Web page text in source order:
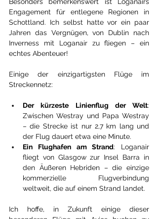
Besonders bemerkenswert ist Loganairs
Engagement für entlegene Regionen in
Schottland. Ich selbst hatte vor ein paar
Jahren das Vergnügen, von Dublin nach
Inverness mit Loganair zu fliegen – ein
echtes Abenteuer!
Einige der einzigartigsten Flüge im
Streckennetz:
Der kürzeste Linienflug der Welt:
Zwischen Westray und Papa Westray
– die Strecke ist nur 2,7 km lang und
der Flug dauert etwa eine Minute.
Ein Flughafen am Strand: Loganair
fliegt von Glasgow zur Insel Barra in
den Äußeren Hebriden – die einzige
kommerzielle Flugverbindung
weltweit, die auf einem Strand landet.
Ich hoffe, in Zukunft einige dieser